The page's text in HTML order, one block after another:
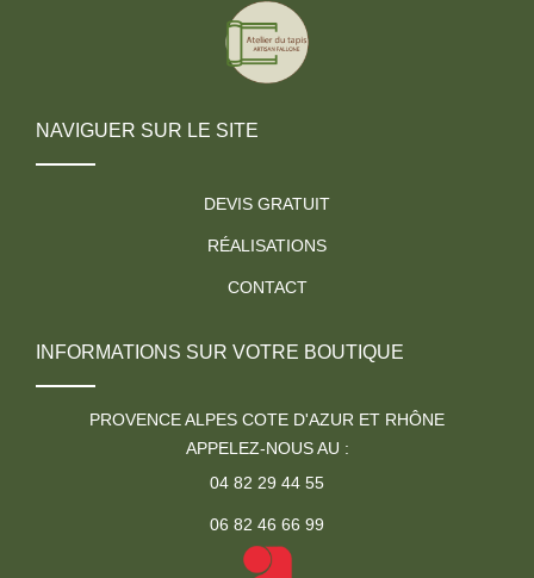
NAVIGUER SUR LE SITE
DEVIS GRATUIT
RÉALISATIONS
CONTACT
INFORMATIONS SUR VOTRE BOUTIQUE
PROVENCE ALPES COTE D'AZUR ET RHÔNE
APPELEZ-NOUS AU :
04 82 29 44 55
06 82 46 66 99